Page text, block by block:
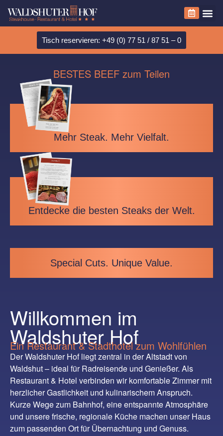
Tisch reservieren: +49 (0) 77 51 / 87 51 – 0
BESTES BEEF zum Teilen
Mehr Steak. Mehr Vielfalt.
Entdecke die besten Steaks der Welt.
Special Cuts. Unique Value.
Willkommen im
Waldshuter Hof
Ein Restaurant & Stadthotel zum Wohlfühlen
Der Waldshuter Hof liegt zentral in der Altstadt von
Waldshut – ideal für Radreisende und Genießer. Als
Restaurant & Hotel verbinden wir komfortable Zimmer mit
herzlicher Gastlichkeit und kulinarischem Anspruch.
Kurze Wege zum Bahnhof, eine entspannte Atmosphäre
und unsere frische, regionale Küche machen unser Haus
zum passenden Ort für Übernachtung und Genuss.